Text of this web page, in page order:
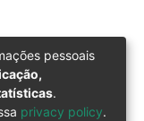
pessoais
.
privacy policy.